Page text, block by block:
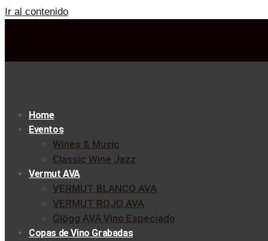
Ir al contenido
Home
Eventos
Wines & Music
Classic Wine Jazz
Vermut AVA
VERMUT BLANCO AVA
VERMUT ROJO AVA
Glögg AVA Vino Especiado
Copas de Vino Grabadas